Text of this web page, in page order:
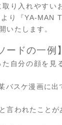
り入れやすい
り『YA-MAN
いたします。
ードの一例】
自分の顔を見
スケ漫画に出
言われたこ